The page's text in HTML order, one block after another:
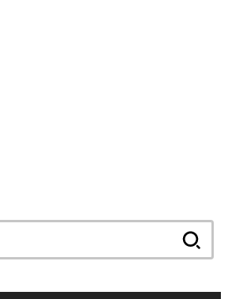
索: